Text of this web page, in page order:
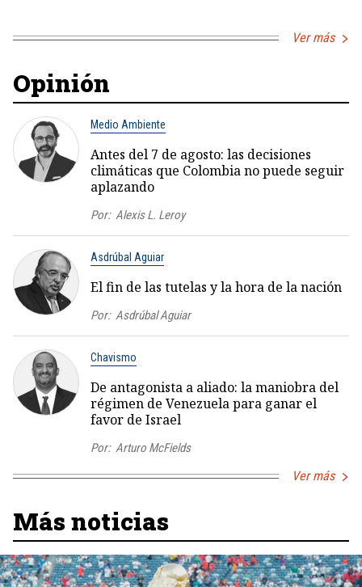
Ver más
Opinión
Medio Ambiente
Antes del 7 de agosto: las decisiones
climáticas que Colombia no puede seguir
aplazando
Por: Alexis L. Leroy
Asdrúbal Aguiar
El fin de las tutelas y la hora de la nación
Por: Asdrúbal Aguiar
Chavismo
De antagonista a aliado: la maniobra del
régimen de Venezuela para ganar el
favor de Israel
Por: Arturo McFields
Ver más
Más noticias